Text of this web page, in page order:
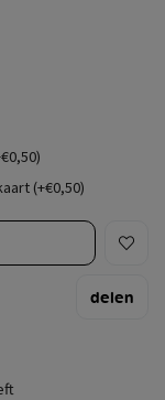
(+€0,50)
delen